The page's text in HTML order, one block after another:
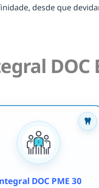
desde que
DOC
DOC PME 30